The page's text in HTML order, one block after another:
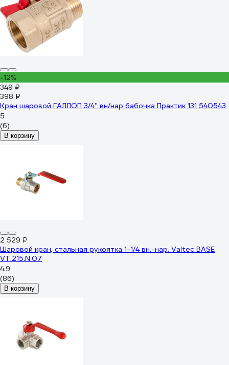
-12%
349 ₽
398 ₽
Кран шаровой ГАЛЛОП 3/4'' вн/нар бабочка Практик 131 540543
5
(6)
В корзину
2 529 ₽
Шаровой кран, стальная рукоятка 1-1/4 вн.-нар. Valtec BASE
VT.215.N.07
4.9
(86)
В корзину